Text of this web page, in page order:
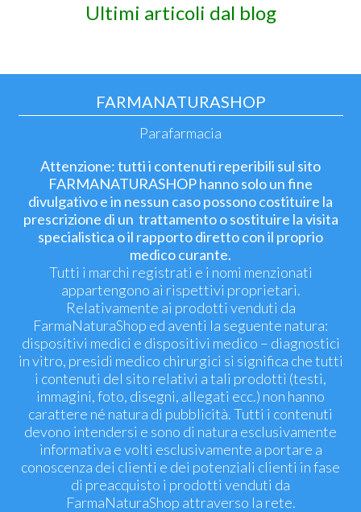
Ultimi articoli dal blog
FARMANATURASHOP
Parafarmacia
Attenzione: tutti i contenuti reperibili sul sito
FARMANATURASHOP hanno solo un fine
divulgativo e in nessun caso possono costituire la
prescrizione di un trattamento o sostituire la visita
specialistica o il rapporto diretto con il proprio
medico curante.
Tutti i marchi registrati e i nomi menzionati
appartengono ai rispettivi proprietari.
Relativamente ai prodotti venduti da
FarmaNaturaShop ed aventi la seguente natura:
dispositivi medici e dispositivi medico – diagnostici
in vitro, presidi medico chirurgici si significa che tutti
i contenuti del sito relativi a tali prodotti (testi,
immagini, foto, disegni, allegati ecc.) non hanno
carattere né natura di pubblicità. Tutti i contenuti
devono intendersi e sono di natura esclusivamente
informativa e volti esclusivamente a portare a
conoscenza dei clienti e dei potenziali clienti in fase
di preacquisto i prodotti venduti da
FarmaNaturaShop attraverso la rete.